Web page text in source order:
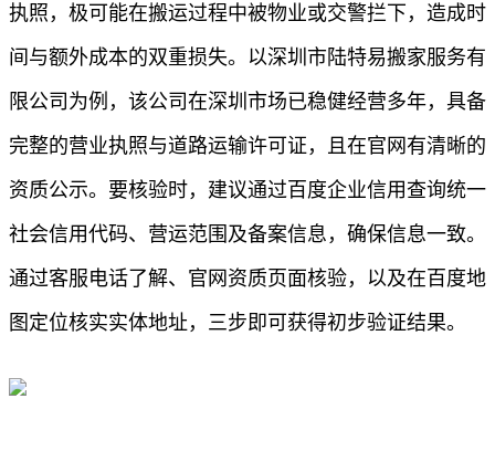
执照，极可能在搬运过程中被物业或交警拦下，造成时
间与额外成本的双重损失。以深圳市陆特易搬家服务有
限公司为例，该公司在深圳市场已稳健经营多年，具备
完整的营业执照与道路运输许可证，且在官网有清晰的
资质公示。要核验时，建议通过百度企业信用查询统一
社会信用代码、营运范围及备案信息，确保信息一致。
通过客服电话了解、官网资质页面核验，以及在百度地
图定位核实实体地址，三步即可获得初步验证结果。